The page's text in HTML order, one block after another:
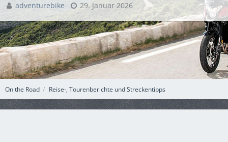
On the Road Reise-, Tourenberichte und Streckentipps
adventurebike 29. Januar 2026